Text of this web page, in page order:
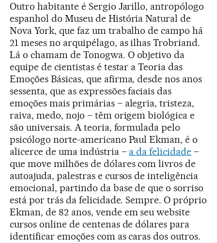
Outro habitante é Sergio Jarillo, antropólogo
espanhol do Museu de História Natural de
Nova York, que faz um trabalho de campo há
21 meses no arquipélago, as ilhas Trobriand.
Lá o chamam de Tonogwa. O objetivo da
equipe de cientistas é testar a Teoria das
Emoções Básicas, que afirma, desde nos anos
sessenta, que as expressões faciais das
emoções mais primárias – alegria, tristeza,
raiva, medo, nojo – têm origem biológica e
são universais. A teoria, formulada pelo
psicólogo norte-americano Paul Ekman, é o
alicerce de uma indústria – a da felicidade –
que move milhões de dólares com livros de
autoajuda, palestras e cursos de inteligência
emocional, partindo da base de que o sorriso
está por trás da felicidade. Sempre. O próprio
Ekman, de 82 anos, vende em seu website
cursos online de centenas de dólares para
identificar emoções com as caras dos outros.